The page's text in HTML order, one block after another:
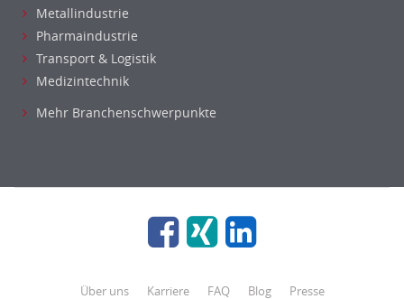
Metallindustrie
Pharmaindustrie
Transport & Logistik
Medizintechnik
Mehr Branchenschwerpunkte
Über uns Karriere FAQ Blog
Presse